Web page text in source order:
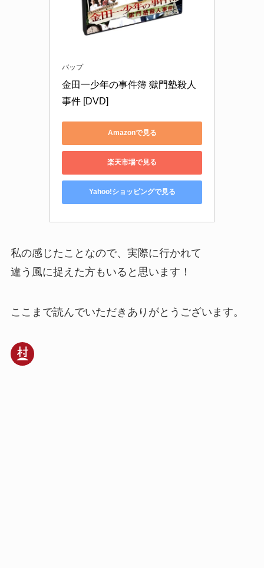
バップ
金田一少年の事件簿 獄門塾殺人
事件 [DVD]
Amazonで見る
楽天市場で見る
Yahoo!ショッピングで見る
私の感じたことなので、実際に行かれて
違う風に捉えた方もいると思います！
ここまで読んでいただきありがとうございます。